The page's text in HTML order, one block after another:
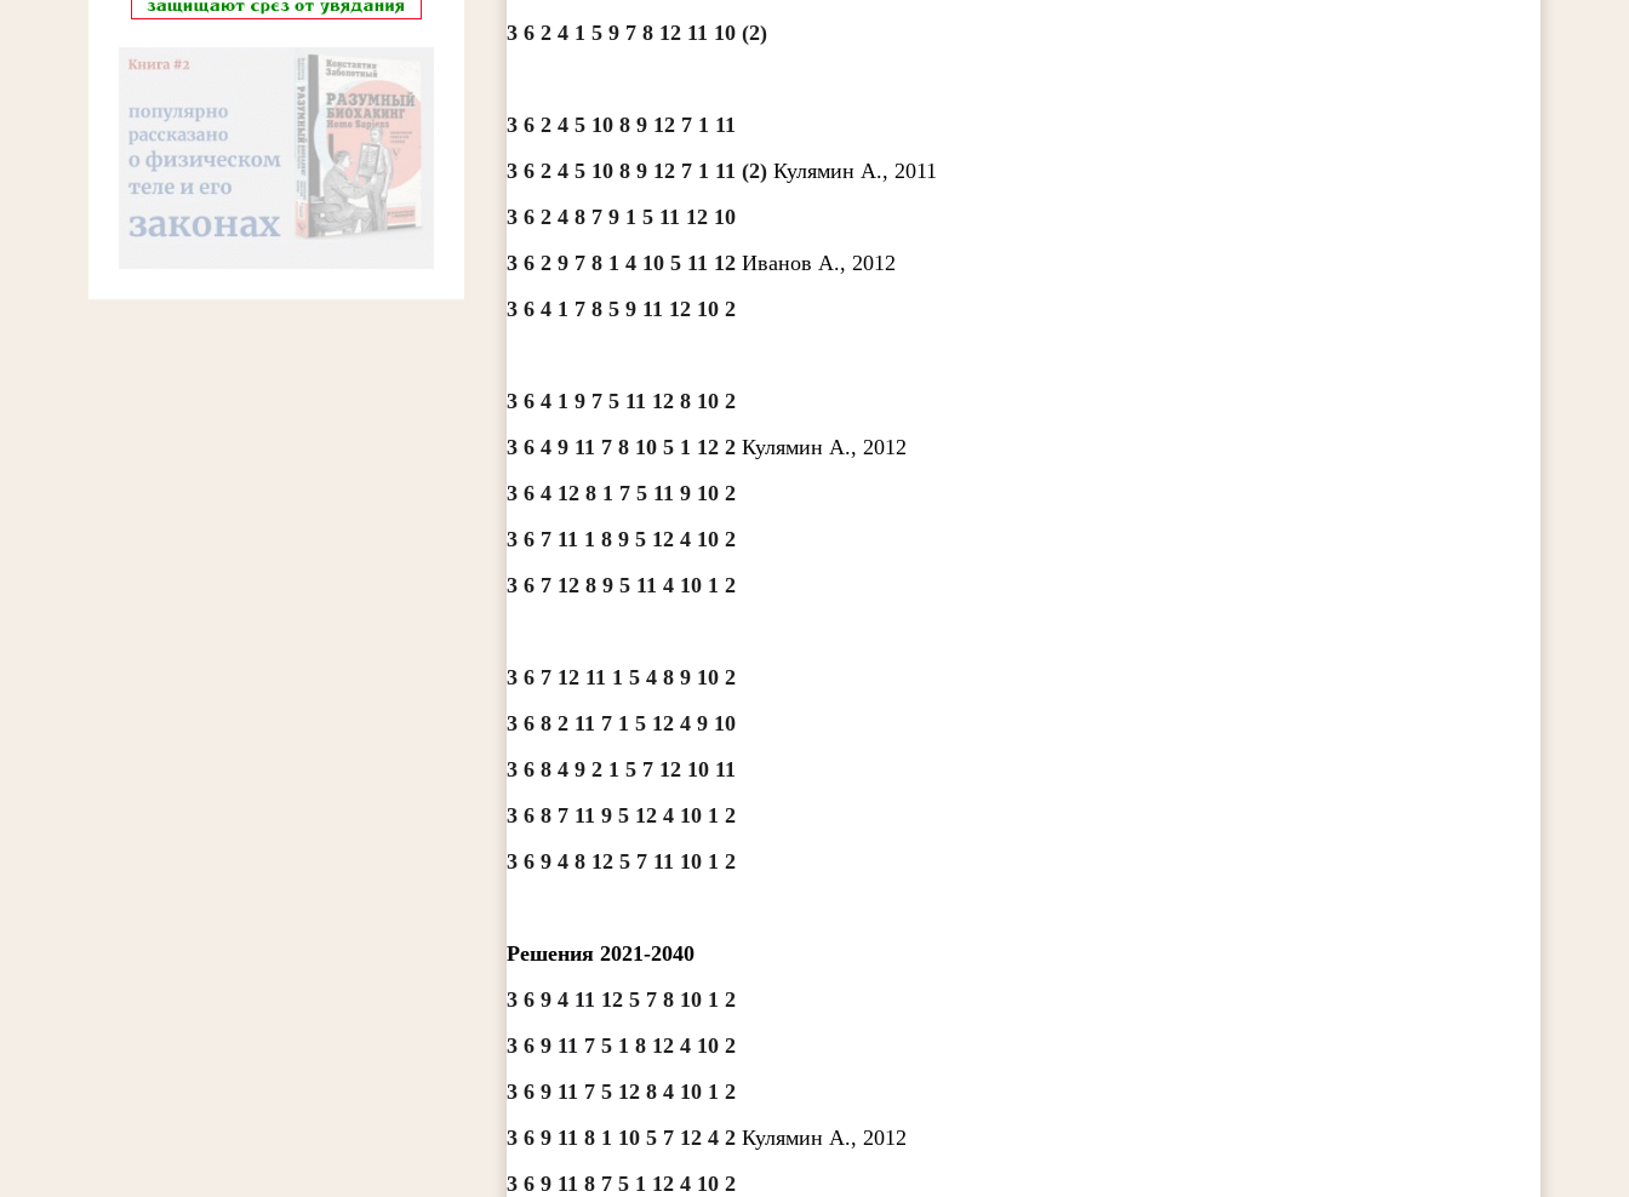
3 6 2 4 1 5 9 7 8 12 11 10 (2)
3 6 2 4 5 10 8 9 12 7 1 11
3 6 2 4 5 10 8 9 12 7 1 11 (2) Кулямин А., 2011
3 6 2 4 8 7 9 1 5 11 12 10
3 6 2 9 7 8 1 4 10 5 11 12 Иванов А., 2012
3 6 4 1 7 8 5 9 11 12 10 2
3 6 4 1 9 7 5 11 12 8 10 2
3 6 4 9 11 7 8 10 5 1 12 2 Кулямин А., 2012
3 6 4 12 8 1 7 5 11 9 10 2
3 6 7 11 1 8 9 5 12 4 10 2
3 6 7 12 8 9 5 11 4 10 1 2
3 6 7 12 11 1 5 4 8 9 10 2
3 6 8 2 11 7 1 5 12 4 9 10
3 6 8 4 9 2 1 5 7 12 10 11
3 6 8 7 11 9 5 12 4 10 1 2
3 6 9 4 8 12 5 7 11 10 1 2
Решения 2021-2040
3 6 9 4 11 12 5 7 8 10 1 2
3 6 9 11 7 5 1 8 12 4 10 2
3 6 9 11 7 5 12 8 4 10 1 2
3 6 9 11 8 1 10 5 7 12 4 2 Кулямин А., 2012
3 6 9 11 8 7 5 1 12 4 10 2